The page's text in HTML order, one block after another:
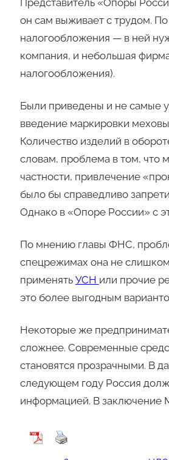
он сам выживает с трудом.
налогообложения — в ней
компания, и небольшая
налогообложения).
Были приведены и не самые
введение маркировки
Количество изделий в
словам, проблема в том, что
частности, привлечение
было бы справедливо
Однако в «Опоре России» с
По мнению главы ФНС,
спецрежимах она не
применять УСН или прочие
это более выгодным
Некоторые же
сложнее. Современные
становятся прозрачными. В
следующем году Россия
информацией. В заключение